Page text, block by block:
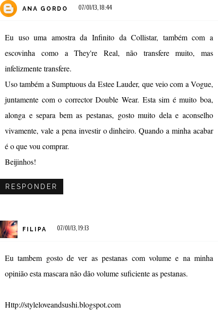
ANA GORDO 07/01/13, 18:44
Eu uso uma amostra da Infinito da Collistar, também com a
escovinha como a They're Real, não transfere muito, mas
infelizmente transfere.
Uso também a Sumptuous da Estee Lauder, que veio com a Vogue,
juntamente com o corrector Double Wear. Esta sim é muito boa,
alonga e separa bem as pestanas, gosto muito dela e aconselho
vivamente, vale a pena investir o dinheiro. Quando a minha acabar
é o que vou comprar.
Beijinhos!
RESPONDER
FILIPA 07/01/13, 19:13
Eu tambem gosto de ver as pestanas com volume e na minha
opinião esta mascara não dão volume suficiente as pestanas.
Http://styleloveandsushi.blogspot.com